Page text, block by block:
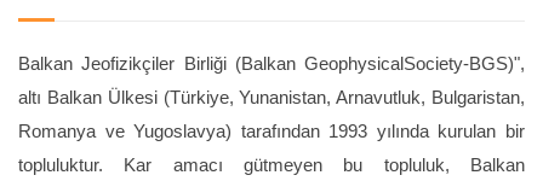
Balkan Jeofizikçiler Birliği (Balkan GeophysicalSociety-BGS)",
altı Balkan Ülkesi (Türkiye, Yunanistan, Arnavutluk, Bulgaristan,
Romanya ve Yugoslavya) tarafından 1993 yılında kurulan bir
topluluktur. Kar amacı gütmeyen bu topluluk, Balkan